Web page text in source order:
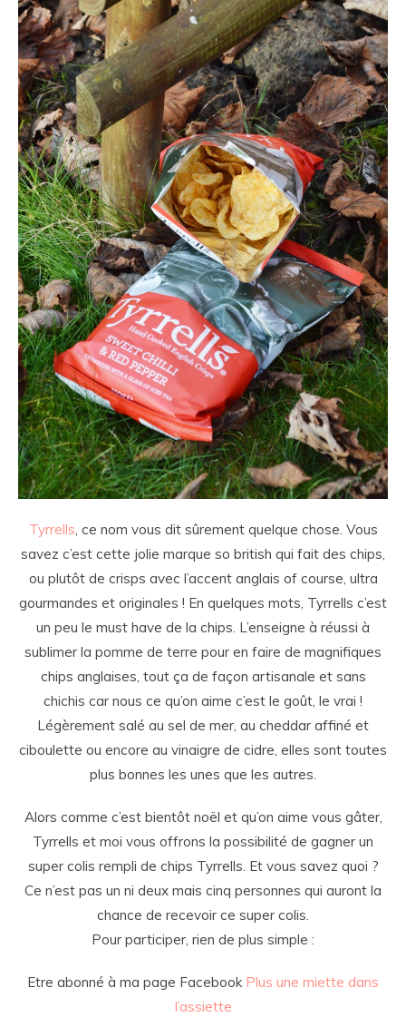
Tyrrells, ce nom vous dit sûrement quelque chose. Vous
savez c’est cette jolie marque so british qui fait des chips,
ou plutôt de crisps avec l’accent anglais of course, ultra
gourmandes et originales ! En quelques mots, Tyrrells c’est
un peu le must have de la chips. L’enseigne à réussi à
sublimer la pomme de terre pour en faire de magnifiques
chips anglaises, tout ça de façon artisanale et sans
chichis car nous ce qu’on aime c’est le goût, le vrai !
Légèrement salé au sel de mer, au cheddar affiné et
ciboulette ou encore au vinaigre de cidre, elles sont toutes
plus bonnes les unes que les autres.
Alors comme c’est bientôt noël et qu’on aime vous gâter,
Tyrrells et moi vous offrons la possibilité de gagner un
super colis rempli de chips Tyrrells. Et vous savez quoi ?
Ce n’est pas un ni deux mais cinq personnes qui auront la
chance de recevoir ce super colis.
Pour participer, rien de plus simple :
Etre abonné à ma page Facebook Plus une miette dans
l’assiette